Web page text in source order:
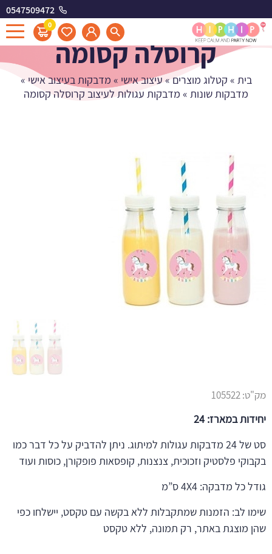
0547509472
0
מדבקות עגולות לעיצוב
קרוסלה קסומה
בית » קטלוג מוצרים »עיצוב אישי » מדבקות בעיצוב אישי »
מדבקות שונות » מדבקות עגולות לעיצוב קרוסלה קסומה
מק"ט:105522
יחידות במארז: 24
סט של 24 מדבקות עגולות למיתוג. ניתן להדביק על כל דבר כמו
בקבוקי פלסטיק וזכוכית, צנצנות, קופסאות פופקורן, כוסות ועוד
גודל כל מדבקה: 4X4 ס”מ
שימו לב: הזמנות שמתקבלות ללא בקשה עם טקסט, יישלחו כפי
שהן מוצגת באתר, רק תמונה, ללא טקסט